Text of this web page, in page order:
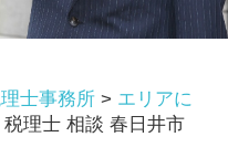
士事務所 > エリアに
理士 相談 春日井市